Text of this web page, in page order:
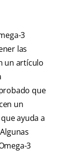
3
las
un artículo
que
un
ayuda a
3